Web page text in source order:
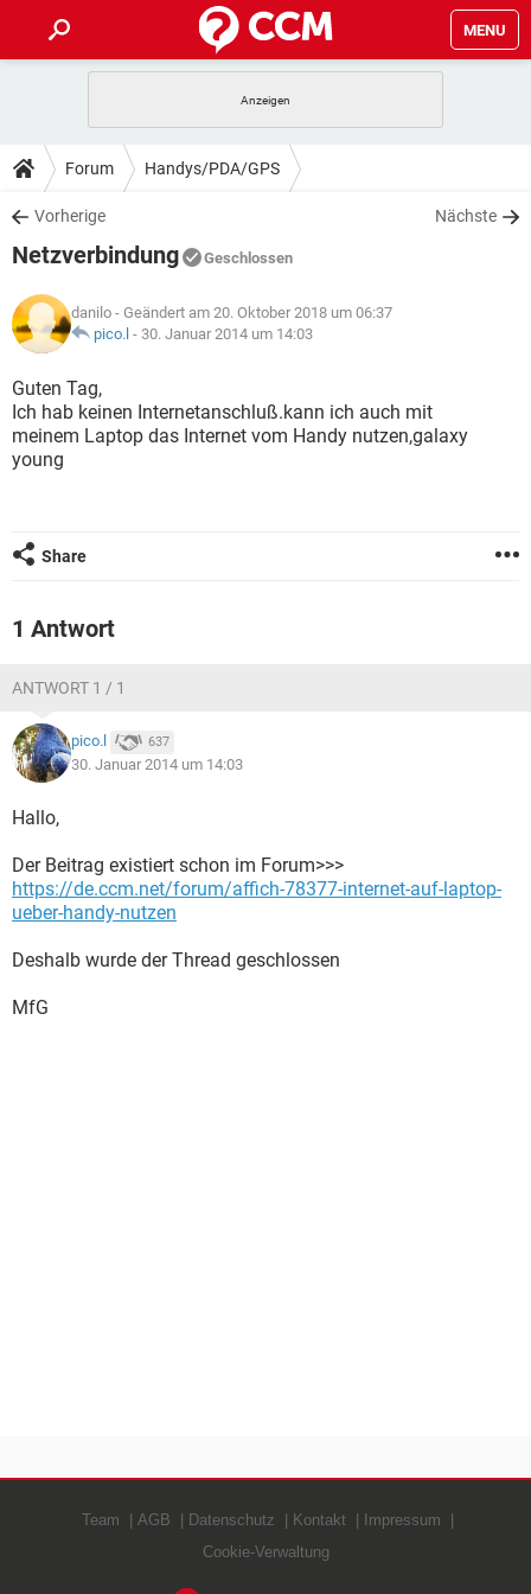
MENU
ANDROID IOS
WINDOWS 10
WHATSAPP TIKTOK
FACEBOOK
TIPPS & TRICKS
SPIELE STREAMING
WHATSAPP TIKTOK
FACEBOOK
DOWNLOADS
SPIELE STREAMING
ANDROID
WINDOWS 10 INSTAGRAM
WHATSAPP
FACEBOOK HARDWARE
SPIELE STREAMING
ANDROID
WINDOWS 10
WHATSAPP TIKTOK
LEXIKON
SPIELE
ANDROID IOS
WINDOWS 10
FACEBOOK
Forum Handys/PDA/GPS
Vorherige Nächste
Netzverbindung Geschlossen
danilo - Geändert am 20. Oktober 2018 um 06:37
pico.l - 30. Januar 2014 um 14:03
Guten Tag,
Ich hab keinen Internetanschluß.kann ich auch mit
meinem Laptop das Internet vom Handy nutzen,galaxy
young
Share
1 Antwort
ANTWORT 1 / 1
pico.l 637
30. Januar 2014 um 14:03
Hallo,
Der Beitrag existiert schon im Forum>>>
https://de.ccm.net/forum/affich-78377-internet-auf-laptop-
ueber-handy-nutzen
Deshalb wurde der Thread geschlossen
MfG
Team AGB Datenschutz Kontakt
Impressum
Cookie-Verwaltung